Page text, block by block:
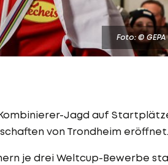
Foto: © GEPA
Jagd auf
von Trondheim eröffnet.
je drei Weltcup-Bewerbe